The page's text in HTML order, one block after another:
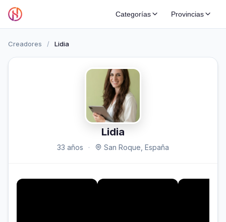
Categorías Provincias
Creadores / Lidia
Lidia
33 años · San Roque, España